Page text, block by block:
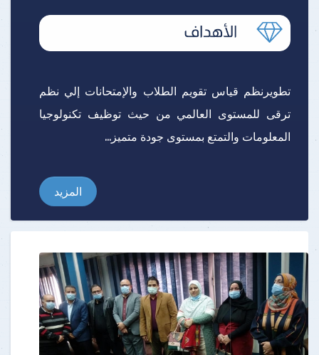
تطويرنظم قياس تقويم الطلاب والإمتحانات إلي نظم
ترقى للمستوى العالمي من حيث توظيف تكنولوجيا
المعلومات والتمتع بمستوى جودة متميز...
المزيد